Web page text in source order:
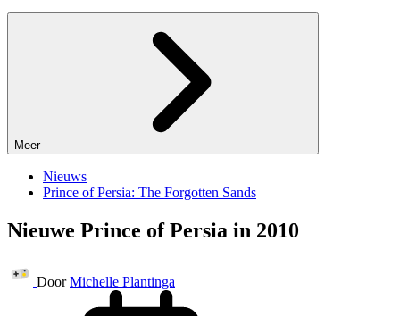
Meer
Nieuws
Prince of Persia: The Forgotten Sands
Nieuwe Prince of Persia in 2010
Door Michelle Plantinga